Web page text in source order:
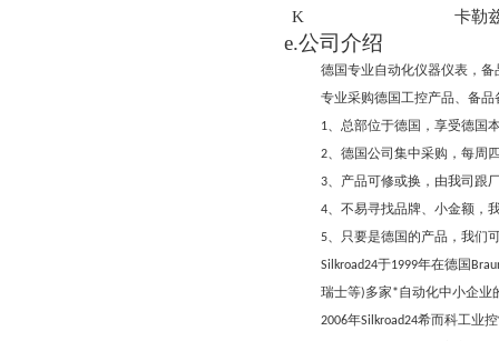
K
卡勒
e.公司介绍
德国专业自动化仪器仪表，备
专业采购德国工控产品、备品
1、总部位于德国，享受德国
2、德国公司集中采购，每周
3、产品可修或换，由我司跟
4、不易寻找品牌、小金额，
5、只要是德国的产品，我们
Silkroad24于1999年在德国
瑞士等)多家*自动化中小企业
2006年Silkroad24希而科工业